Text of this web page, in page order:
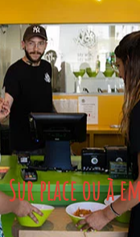
Sur place ou à